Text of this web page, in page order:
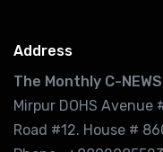
Address
The Monthly C-NEWS
Mirpur DOHS Avenue
Road #12. House #